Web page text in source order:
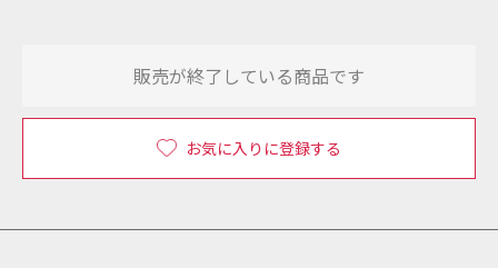
お気に入りに登録する
販売が終了している商品です